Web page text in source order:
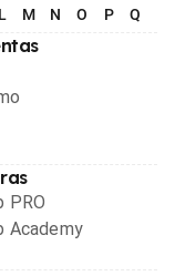
L M N O P Q
PRO
Academy